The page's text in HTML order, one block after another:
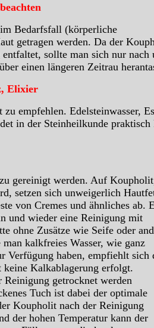
Bedarfsfall (körperliche
getragen werden. Da der
sollte man sich nur nach
einen längeren Zeitrau
Elixier
empfehlen. Edelsteinwasser,
in der Steinheilkunde praktisch
gereinigt werden. Auf
setzen sich unweigerlich
von Cremes und ähnliches ab.
und wieder eine Reinigung mit
ohne Zusätze wie Seife oder
kalkfreies Wasser, wie ganz
Verfügung haben, empfiehlt sich
Kalkablagerung erfolgt.
getrocknet werden
Tuch ist dabei der optimale
Koupholit nach der Reinigung
der hohen Temperatur kann der